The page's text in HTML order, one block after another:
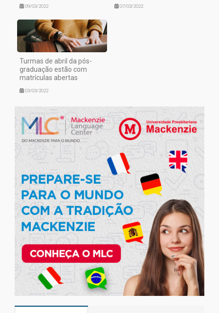
09/03/2022 07/03/2022
Turmas de abril da pós-
graduação estão com
matrículas abertas
03/03/2022